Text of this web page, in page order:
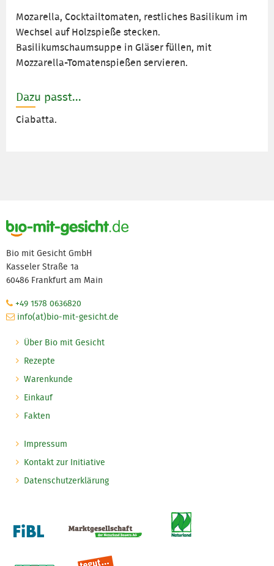
Mozarella, Cocktailtomaten, restliches Basilikum im
Wechsel auf Holzspieße stecken.
Basilikumschaumsuppe in Gläser füllen, mit
Mozzarella-Tomatenspießen servieren.
Dazu passt...
Ciabatta.
Bio mit Gesicht GmbH
Kasseler Straße 1a
60486 Frankfurt am Main
+49 1578 0636820
info(at)bio-mit-gesicht.de
Über Bio mit Gesicht
Rezepte
Warenkunde
Einkauf
Fakten
Impressum
Kontakt zur Initiative
Datenschutzerklärung